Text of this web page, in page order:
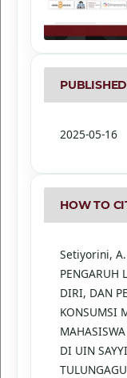
PUBLISHED
2025-05-16
HOW TO
Setiyorini,
PENGARUH
DIRI, DAN
KONSUMSI
DI UIN